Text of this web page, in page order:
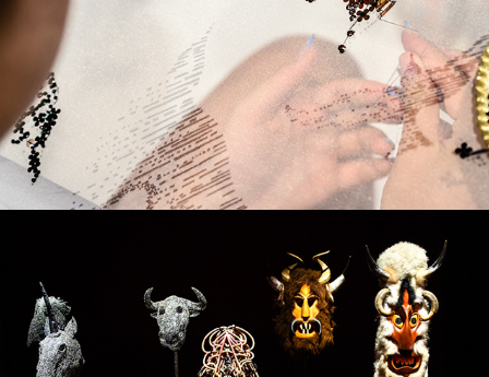
Новини за 2026 г. от творческата мрежа „Хомо
Фабер“